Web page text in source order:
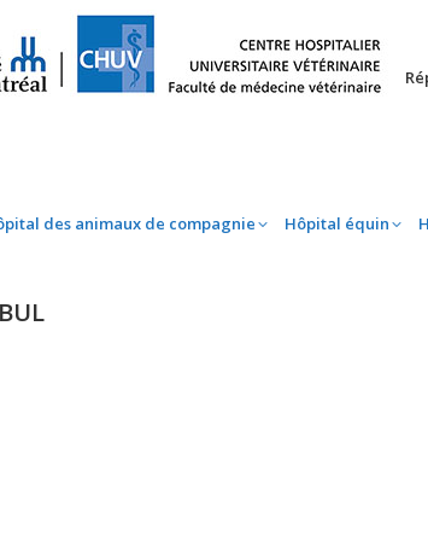
des animaux de compagnie Hôpital équin
Hôpital des animaux de compagnie Hôpital